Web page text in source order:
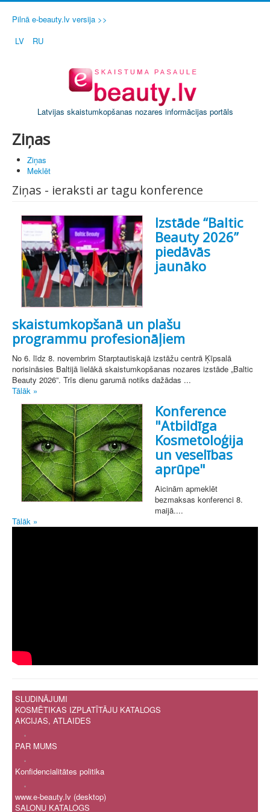
Pilnā e-beauty.lv versija >>
LV
RU
Latvijas skaistumkopšanas nozares informācijas portāls
Ziņas
Ziņas
Meklēt
Ziņas - ieraksti ar tagu konference
Izstāde “Baltic
Beauty 2026”
piedāvās
jaunāko
skaistumkopšanā un plašu
programmu profesionāļiem
No 6. līdz 8. novembrim Starptautiskajā izstāžu centrā Ķīpsalā
norisināsies Baltijā lielākā skaistumkopšanas nozares izstāde „Baltic
Beauty 2026”. Trīs dienu garumā notiks dažādas ...
Tālāk »
Konference
"Atbildīga
Kosmetoloģija
un veselības
aprūpe"
Aicinām apmeklēt
bezmaksas konferenci 8.
maijā....
Tālāk »
SLUDINĀJUMI
KOSMĒTIKAS IZPLATĪTĀJU KATALOGS
AKCIJAS, ATLAIDES
.
PAR MUMS
.
Konfidencialitātes politika
.
www.e-beauty.lv (desktop)
SALONU KATALOGS